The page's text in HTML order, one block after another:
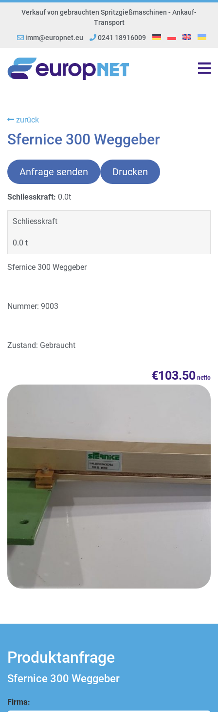
Verkauf von gebrauchten Spritzgießmaschinen - Ankauf-
Transport
imm@europnet.eu
0241 18916009
zurück
Sfernice 300 Weggeber
Anfrage senden Drucken
Schliesskraft: 0.0t
Schliesskraft
0.0 t
Sfernice 300 Weggeber
Nummer: 9003
Zustand: Gebraucht
€103.50
Produktanfrage
Sfernice 300 Weggeber
Firma: